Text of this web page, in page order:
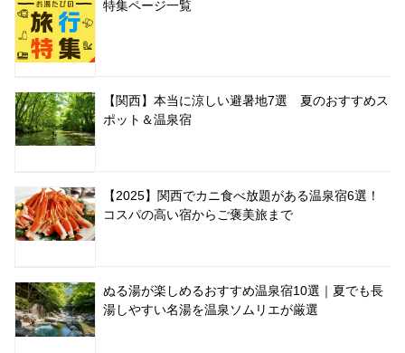
特集ページ一覧
【関西】本当に涼しい避暑地7選 夏のおすすめス
ポット＆温泉宿
【2025】関西でカニ食べ放題がある温泉宿6選！
コスパの高い宿からご褒美旅まで
ぬる湯が楽しめるおすすめ温泉宿10選｜夏でも長
湯しやすい名湯を温泉ソムリエが厳選